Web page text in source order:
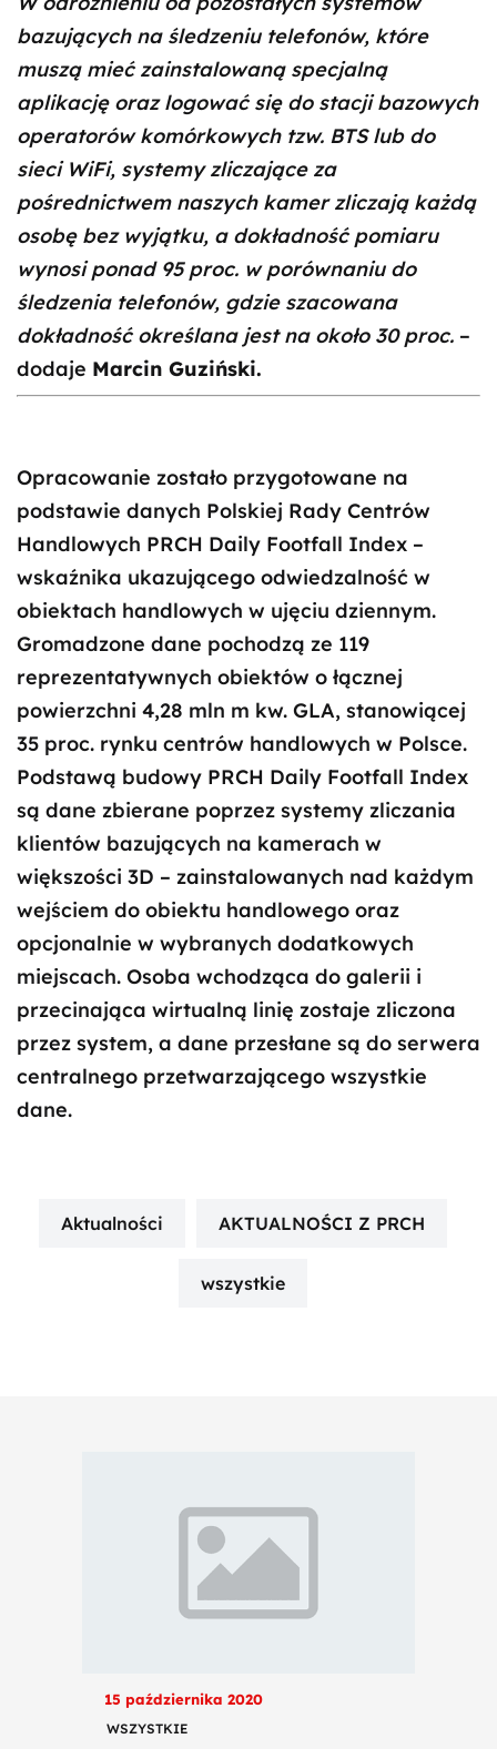
bazujących na śledzeniu telefonów, które
muszą mieć zainstalowaną specjalną
aplikację oraz logować się do stacji bazowych
operatorów komórkowych tzw. BTS lub do
sieci WiFi, systemy zliczające za
pośrednictwem naszych kamer zliczają każdą
osobę bez wyjątku, a dokładność pomiaru
wynosi ponad 95 proc. w porównaniu do
śledzenia telefonów, gdzie szacowana
dokładność określana jest na około 30 proc. –
dodaje Marcin Guziński.
Opracowanie zostało przygotowane na
podstawie danych Polskiej Rady Centrów
Handlowych PRCH Daily Footfall Index –
wskaźnika ukazującego odwiedzalność w
obiektach handlowych w ujęciu dziennym.
Gromadzone dane pochodzą ze 119
reprezentatywnych obiektów o łącznej
powierzchni 4,28 mln m kw. GLA, stanowiącej
35 proc. rynku centrów handlowych w Polsce.
Podstawą budowy PRCH Daily Footfall Index
są dane zbierane poprzez systemy zliczania
klientów bazujących na kamerach w
większości 3D – zainstalowanych nad każdym
wejściem do obiektu handlowego oraz
opcjonalnie w wybranych dodatkowych
miejscach. Osoba wchodząca do galerii i
przecinająca wirtualną linię zostaje zliczona
przez system, a dane przesłane są do serwera
centralnego przetwarzającego wszystkie
dane.
Aktualności AKTUALNOŚCI Z PRCH
wszystkie
15 października 2020
WSZYSTKIE